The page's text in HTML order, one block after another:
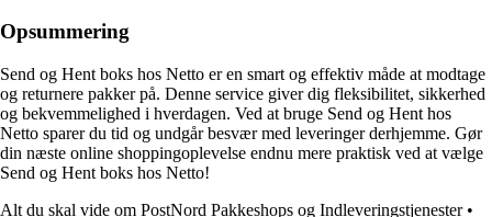
Opsummering
Send og Hent boks hos Netto er en smart og effektiv måde at modtage
og returnere pakker på. Denne service giver dig fleksibilitet, sikkerhed
og bekvemmelighed i hverdagen. Ved at bruge Send og Hent hos
Netto sparer du tid og undgår besvær med leveringer derhjemme. Gør
din næste online shoppingoplevelse endnu mere praktisk ved at vælge
Send og Hent boks hos Netto!
Alt du skal vide om PostNord Pakkeshops og Indleveringstjenester•